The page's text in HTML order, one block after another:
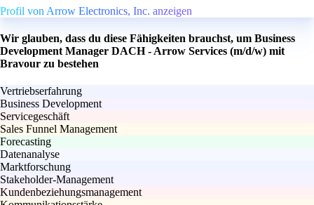
Profil von Arrow Electronics, Inc. anzeigen
Wir glauben, dass du diese Fähigkeiten brauchst, um Business
Development Manager DACH - Arrow Services (m/d/w) mit
Bravour zu bestehen
Vertriebserfahrung
Business Development
Servicegeschäft
Sales Funnel Management
Forecasting
Datenanalyse
Marktforschung
Stakeholder-Management
Kundenbeziehungsmanagement